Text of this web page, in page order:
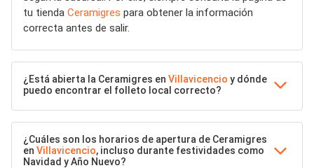
tu tienda Ceramigres para obtener la información
correcta antes de salir.
¿Está abierta la Ceramigres en Villavicencio y dónde
puedo encontrar el folleto local correcto?
¿Cuáles son los horarios de apertura de Ceramigres
en Villavicencio, incluso durante festividades como
Navidad y Año Nuevo?